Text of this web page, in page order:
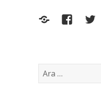
Yelp Facebook
Arama: